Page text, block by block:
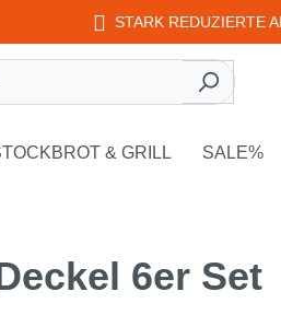
STARK REDUZIERTE
& GRILL SALE%
6er Set